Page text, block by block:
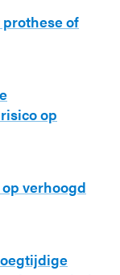
of
op
verhoogd